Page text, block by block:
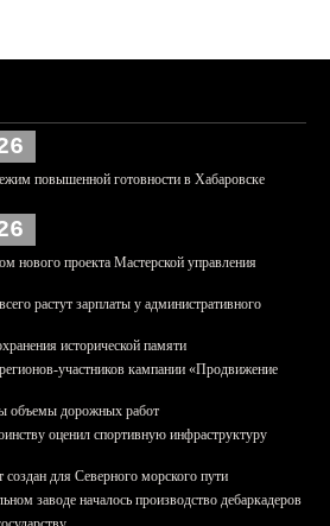
повышенной готовности в Хабаровске
нового проекта Мастерской управления
растут зарплаты у административного
исторической памяти
участников кампании «Продвижение
объемы дорожных работ
оценил спортивную инфраструктуру
для Северного морского пути
заводе началось производство дебаркадеров